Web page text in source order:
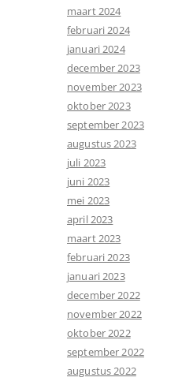
maart 2024
februari 2024
januari 2024
december 2023
november 2023
oktober 2023
september 2023
augustus 2023
juli 2023
juni 2023
mei 2023
april 2023
maart 2023
februari 2023
januari 2023
december 2022
november 2022
oktober 2022
september 2022
augustus 2022